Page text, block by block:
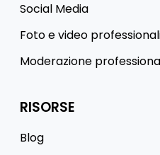
Social Media
Foto e video
Moderazione
RISORSE
Blog